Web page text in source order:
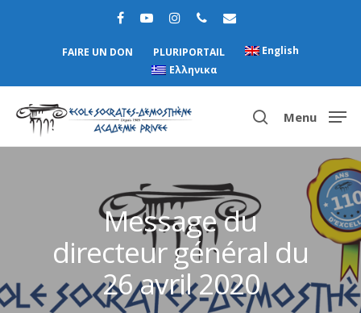
FAIRE UN DON PLURIPORTAIL
English
Ελληνικα
Hit enter to search or ESC to close
Menu
Message du
directeur général du
26 avril 2020